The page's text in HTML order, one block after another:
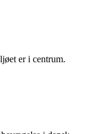
er i centrum.